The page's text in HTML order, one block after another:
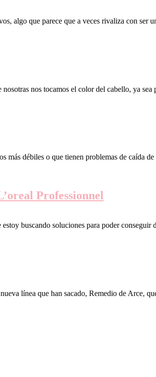
algo que parece que a veces rivaliza con ser
nos tocamos el color del cabello, ya
débiles o que tienen problemas de caída
Professionnel
buscando soluciones para poder
línea que han sacado, Remedio de Arce,